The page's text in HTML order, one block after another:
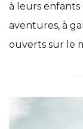
à leurs
aventures, à
ouverts sur le